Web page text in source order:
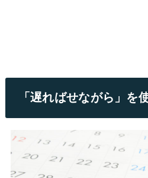
「遅ればせながら」を